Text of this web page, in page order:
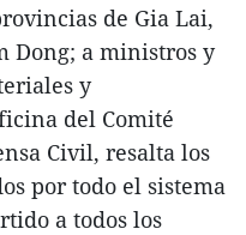
de Gia Lai,
Dong; a ministros y
y
del Comité
Civil, resalta los
por todo el sistema
a todos los